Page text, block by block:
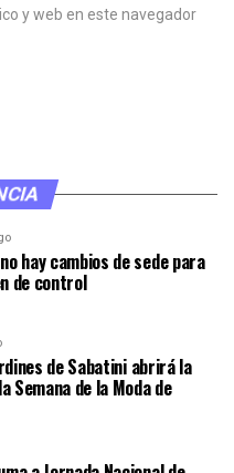
y web en este navegador
hay cambios de sede para
de control
de Sabatini abrirá la
Semana de la Moda de